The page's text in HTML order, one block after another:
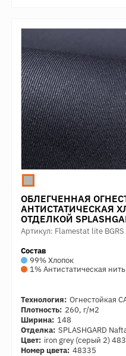
ОБЛЕГЧЕННАЯ
АНТИСТАТИЧЕСКАЯ
ОТДЕЛКОЙ
Артикул: Flamestat lite BGRS
Состав
99% Хлопок
1% Антистатическая нить
Технология: Огнестойкая
Плотность: 260, г/м2
Ширина: 148
Отделка: SPLASHGARD
Цвет: iron grey (серый 2)
Номер цвета: 48335